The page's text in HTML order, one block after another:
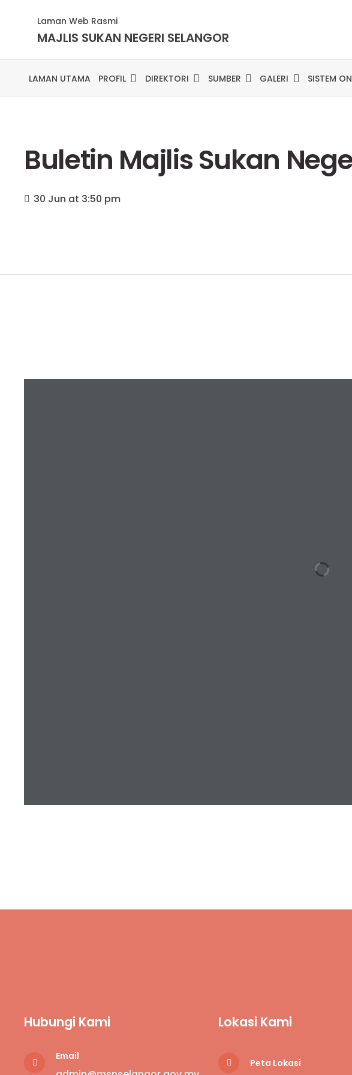
Laman Web Rasmi
MAJLIS SUKAN NEGERI SELANGOR
LAMAN UTAMA PROFIL DIREKTORI SUMBER GALERI SISTEM
Buletin Majlis Sukan
30 Jun at 3:50 pm
Hubungi Kami
Email
Lokasi Kami
Peta Lokasi